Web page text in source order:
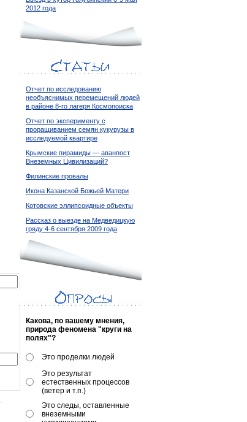
2012 года
Отчет по исследованию
необъяснимых перемещений людей
в районе 8-го лагеря Космопоиска
Отчет по эксперименту с
проращиванием семян кукурузы в
исследуемой квартире
Крымские пирамиды — аванпост
Внеземных Цивилизаций?
Филинские провалы
Икона Казанской Божьей Матери
Котовские эллипсоидные объекты
Рассказ о выезде на Медведицкую
гряду 4-6 сентября 2009 года
Какова, по вашему мнения,
природа феномена "круги на
полях"?
Это проделки людей
Это результат
естественных процессов
(ветер и т.п.)
Это следы, оставленные
внеземными